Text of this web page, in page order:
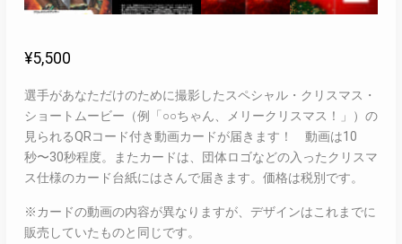
¥5,500
選手があなただけのために撮影したスペシャル・クリスマス・
ショートムービー（例「○○ちゃん、メリークリスマス！」）の
見られるQRコード付き動画カードが届きます！ 動画は10
秒〜30秒程度。またカードは、団体ロゴなどの入ったクリスマ
ス仕様のカード台紙にはさんで届きます。価格は税別です。
※カードの動画の内容が異なりますが、デザインはこれまでに
販売していたものと同じです。